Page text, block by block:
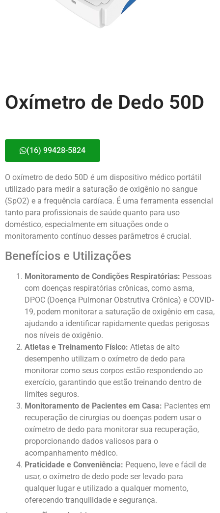
Oxímetro de Dedo 50D
(16) 99428-5824
O oxímetro de dedo 50D é um dispositivo médico portátil
utilizado para medir a saturação de oxigênio no sangue
(SpO2) e a frequência cardíaca. É uma ferramenta essencial
tanto para profissionais de saúde quanto para uso
doméstico, especialmente em situações onde o
monitoramento contínuo desses parâmetros é crucial.
Benefícios e Utilizações
Monitoramento de Condições Respiratórias: Pessoas
com doenças respiratórias crônicas, como asma,
DPOC (Doença Pulmonar Obstrutiva Crônica) e COVID-
19, podem monitorar a saturação de oxigênio em casa,
ajudando a identificar rapidamente quedas perigosas
nos níveis de oxigênio.
Atletas e Treinamento Físico: Atletas de alto
desempenho utilizam o oxímetro de dedo para
monitorar como seus corpos estão respondendo ao
exercício, garantindo que estão treinando dentro de
limites seguros.
Monitoramento de Pacientes em Casa: Pacientes em
recuperação de cirurgias ou doenças podem usar o
oxímetro de dedo para monitorar sua recuperação,
proporcionando dados valiosos para o
acompanhamento médico.
Praticidade e Conveniência: Pequeno, leve e fácil de
usar, o oxímetro de dedo pode ser levado para
qualquer lugar e utilizado a qualquer momento,
oferecendo tranquilidade e segurança.